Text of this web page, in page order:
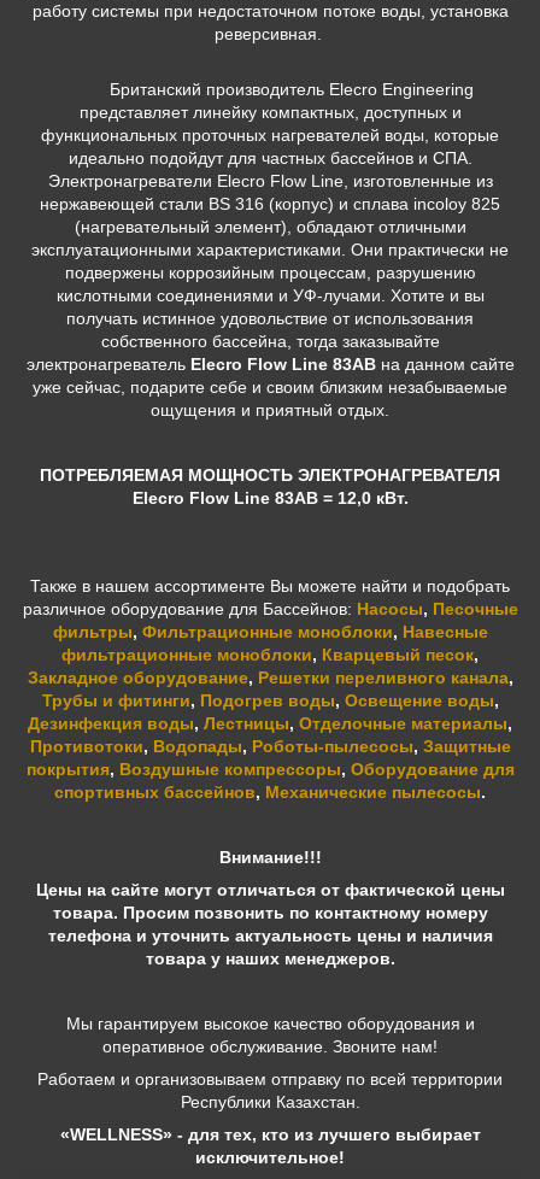
работу системы при недостаточном потоке воды, установка
реверсивная.
Британский производитель Elecro Engineering
представляет линейку компактных, доступных и
функциональных проточных нагревателей воды, которые
идеально подойдут для частных бассейнов и СПА.
Электронагреватели Elecro Flow Line, изготовленные из
нержавеющей стали BS 316 (корпус) и сплава incoloy 825
(нагревательный элемент), обладают отличными
эксплуатационными характеристиками. Они практически не
подвержены коррозийным процессам, разрушению
кислотными соединениями и УФ-лучами. Хотите и вы
получать истинное удовольствие от использования
собственного бассейна, тогда заказывайте
электронагреватель Elecro Flow Line 83ABна данном сайте
уже сейчас, подарите себе и своим близким незабываемые
ощущения и приятный отдых.
ПОТРЕБЛЯЕМАЯ МОЩНОСТЬ ЭЛЕКТРОНАГРЕВАТЕЛЯ
Elecro Flow Line 83АB = 12,0 кВт.
Также в нашем ассортименте Вы можете найти и подобрать
различное оборудование для Бассейнов: Насосы, Песочные
фильтры, Фильтрационные моноблоки, Навесные
фильтрационные моноблоки, Кварцевый песок,
Закладное оборудование, Решетки переливного канала,
Трубы и фитинги, Подогрев воды, Освещение воды,
Дезинфекция воды, Лестницы, Отделочные материалы,
Противотоки, Водопады, Роботы-пылесосы, Защитные
покрытия, Воздушные компрессоры, Оборудование для
спортивных бассейнов, Механические пылесосы.
Внимание!!!
Цены на сайте могут отличаться от фактической цены
товара. Просим позвонить по контактному номеру
телефона и уточнить актуальность цены и наличия
товара у наших менеджеров.
Мы гарантируем высокое качество оборудования и
оперативное обслуживание. Звоните нам!
Работаем и организовываем отправку по всей территории
Республики Казахстан.
«WELLNESS» - для тех, кто из лучшего выбирает
исключительное!